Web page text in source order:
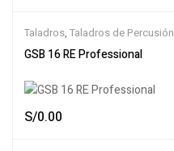
Taladros, Taladros de Percusión
GSB 16 RE Professional
S/0.00